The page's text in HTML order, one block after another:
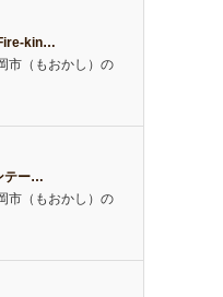
kin…
市（もおかし）の
テー…
市（もおかし）の